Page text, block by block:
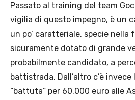
Passato al training del team
vigilia di questo impegno, è un
un po’ caratteriale, specie nella
sicuramente dotato di grande
probabilmente candidato, a
battistrada. Dall’altro c’è
“battuta” per 60.000 euro alle